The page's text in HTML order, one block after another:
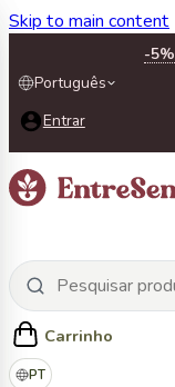
Skip to main content
-5%
Português
Entrar
Carrinho
PT